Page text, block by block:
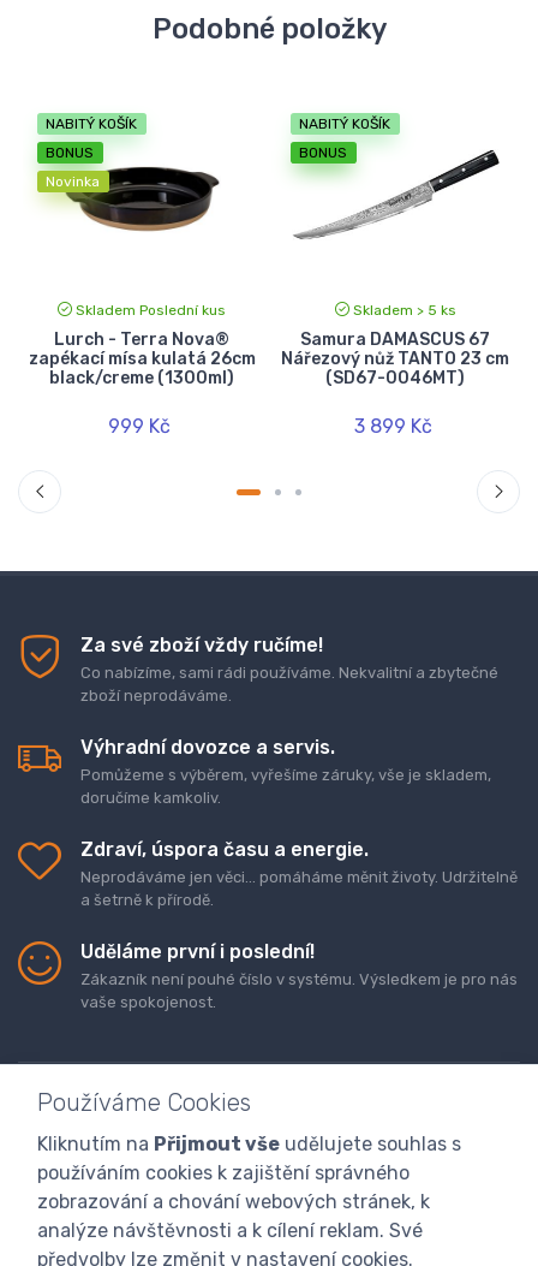
Podobné položky
NABITÝ KOŠÍK
BONUS
Novinka
Skladem Poslední kus
Lurch - Terra Nova®
zapékací mísa kulatá 26cm
black/creme (1300ml)
999 Kč
NABITÝ KOŠÍK
BONUS
Skladem > 5 ks
Samura DAMASCUS 67
Nářezový nůž TANTO 23 cm
(SD67-0046MT)
3 899 Kč
Za své zboží vždy ručíme!
Co nabízíme, sami rádi používáme. Nekvalitní a zbytečné
zboží neprodáváme.
Výhradní dovozce a servis.
Pomůžeme s výběrem, vyřešíme záruky, vše je skladem,
doručíme kamkoliv.
Zdraví, úspora času a energie.
Neprodáváme jen věci... pomáháme měnit životy. Udržitelně
a šetrně k přírodě.
Uděláme první i poslední!
Zákazník není pouhé číslo v systému. Výsledkem je pro nás
vaše spokojenost.
Doprava a platba zboží Kontaktujte nás
GDPR
Obchodní podmínky
Odstoupení od smlouvy
Program digitalizace
Používáme Cookies
Kliknutím na Přijmout vše udělujete souhlas s
používáním cookies k zajištění správného
zobrazování a chování webových stránek, k
analýze návštěvnosti a k cílení reklam. Své
předvolby lze změnit v nastavení cookies.